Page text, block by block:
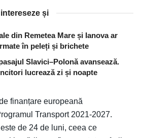
și
din Remetea Mare și Ianova ar
în peleți și brichete
Slavici–Polonă avansează.
lucrează zi și noapte
finanțare europeană
Transport 2021-2027.
de 24 de luni, ceea ce